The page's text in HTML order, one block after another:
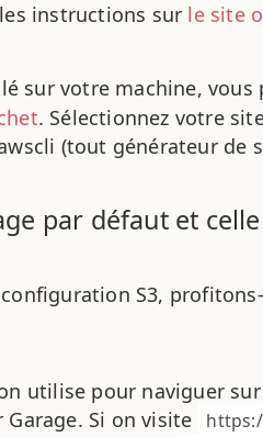
instructions sur le site
sur votre machine,
. Sélectionnez votre
(tout générateur de
par défaut et
S3,
utilise pour naviguer
Si on visite